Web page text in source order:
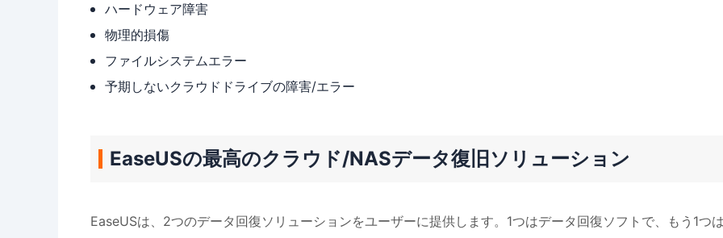
ハードウェア障害
物理的損傷
ファイルシステムエラー
予期しないクラウドドライブの障害/エラー
EaseUSの最高のクラウド/NASデータ復旧ソリューション
EaseUSは、2つのデータ回復ソリューションをユーザーに提供します。1つはデータ回復ソフトで、もう1つ